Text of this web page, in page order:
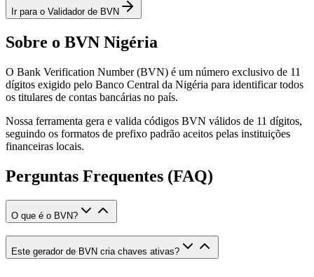
Ir para o Validador de BVN
Sobre o BVN Nigéria
O Bank Verification Number (BVN) é um número exclusivo de 11
dígitos exigido pelo Banco Central da Nigéria para identificar todos
os titulares de contas bancárias no país.
Nossa ferramenta gera e valida códigos BVN válidos de 11 dígitos,
seguindo os formatos de prefixo padrão aceitos pelas instituições
financeiras locais.
Perguntas Frequentes (FAQ)
O que é o BVN?
Este gerador de BVN cria chaves ativas?